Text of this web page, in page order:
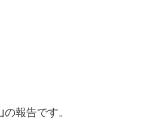
報告です。